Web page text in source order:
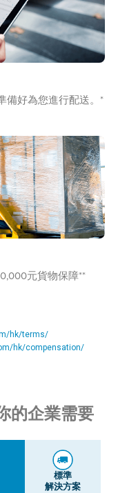
備好為您進行配送。*
元貨物保障**
hk/terms/
hk/compensation/
的企業需要
標準
解決方案